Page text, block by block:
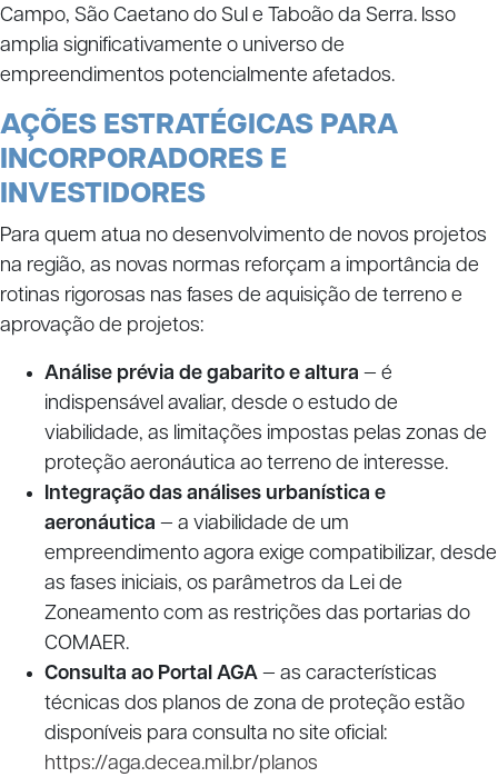
Campo, São Caetano do Sul e Taboão da Serra. Isso
amplia significativamente o universo de
empreendimentos potencialmente afetados.
AÇÕES ESTRATÉGICAS PARA
INCORPORADORES E
INVESTIDORES
Para quem atua no desenvolvimento de novos projetos
na região, as novas normas reforçam a importância de
rotinas rigorosas nas fases de aquisição de terreno e
aprovação de projetos:
Análise prévia de gabarito e altura — é
indispensável avaliar, desde o estudo de
viabilidade, as limitações impostas pelas zonas de
proteção aeronáutica ao terreno de interesse.
Integração das análises urbanística e
aeronáutica — a viabilidade de um
empreendimento agora exige compatibilizar, desde
as fases iniciais, os parâmetros da Lei de
Zoneamento com as restrições das portarias do
COMAER.
Consulta ao Portal AGA — as características
técnicas dos planos de zona de proteção estão
disponíveis para consulta no site oficial:
https://aga.decea.mil.br/planos